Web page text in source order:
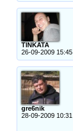
TINKATA
26-09-2009 15:45
gre6nik
28-09-2009 10:31